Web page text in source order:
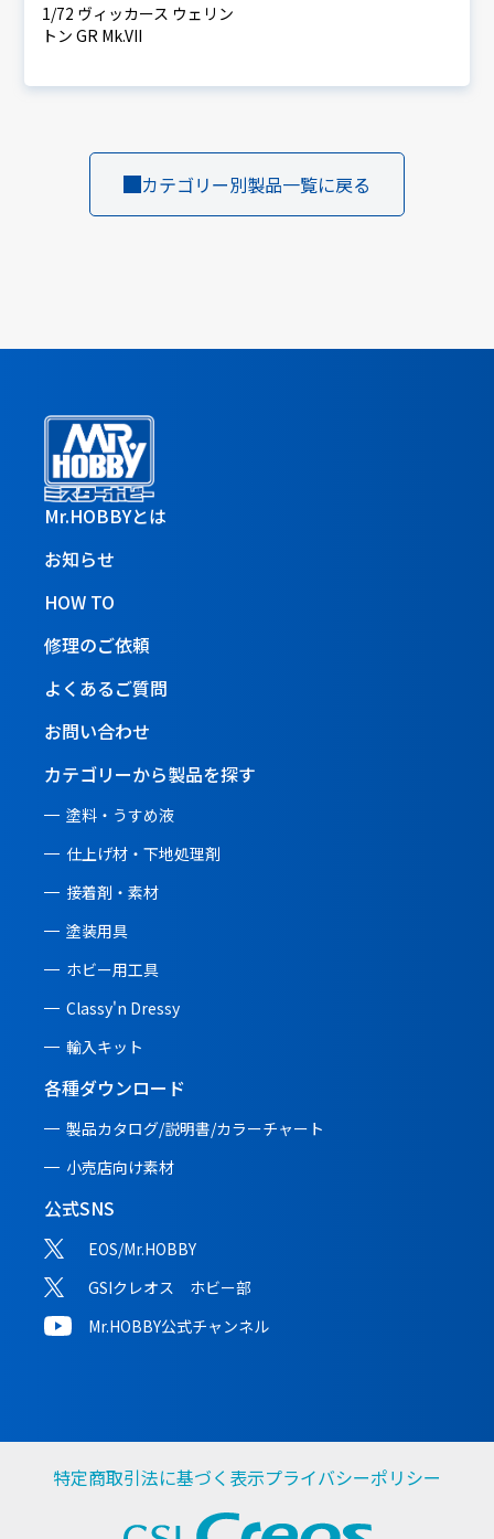
1/72 ヴィッカース ウェリン
トン GR Mk.VII
カテゴリー別製品一覧に戻る
Mr.HOBBYとは
お知らせ
HOW TO
修理のご依頼
よくあるご質問
お問い合わせ
カテゴリーから製品を探す
塗料・うすめ液
仕上げ材・下地処理剤
接着剤・素材
塗装用具
ホビー用工具
Classy'n Dressy
輸入キット
各種ダウンロード
製品カタログ/説明書/カラーチャート
小売店向け素材
公式SNS
EOS/Mr.HOBBY
GSIクレオス ホビー部
Mr.HOBBY公式チャンネル
特定商取引法に基づく表示プライバシーポリシー